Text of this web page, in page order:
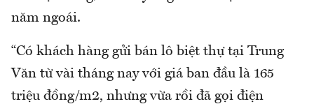
năm ngoái.
“Có khách hàng gửi bán lô biệt thự tại Trung
Văn từ vài tháng nay với giá ban đầu là 165
triệu đồng/m2, nhưng vừa rồi đã gọi điện